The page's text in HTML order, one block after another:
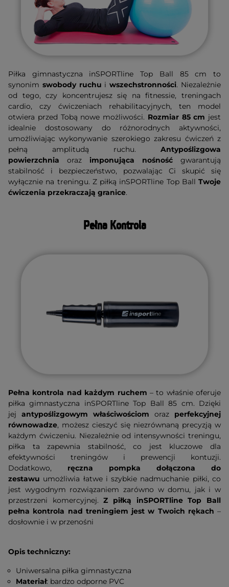
Piłka gimnastyczna inSPORTline Top Ball 85 cm to
synonim swobody ruchu iwszechstronności. Niezależnie
od tego, czy koncentrujesz się na fitnessie, treningach
cardio, czy ćwiczeniach rehabilitacyjnych, ten model
otwiera przed Tobą nowe możliwości. Rozmiar 85 cm jest
idealnie dostosowany do różnorodnych aktywności,
umożliwiając wykonywanie szerokiego zakresu ćwiczeń z
pełną amplitudą ruchu. Antypoślizgowa
powierzchnia oraz imponująca nośność gwarantują
stabilność i bezpieczeństwo, pozwalając Ci skupić się
wyłącznie na treningu. Z piłką inSPORTline Top Ball Twoje
ćwiczenia przekraczają granice.
Pełna Kontrola
Pełna kontrola nad każdym ruchem – to właśnie oferuje
piłka gimnastyczna inSPORTline Top Ball 85 cm. Dzięki
jej antypoślizgowym właściwościom oraz perfekcyjnej
równowadze, możesz cieszyć się niezrównaną precyzją w
każdym ćwiczeniu. Niezależnie od intensywności treningu,
piłka ta zapewnia stabilność, co jest kluczowe dla
efektywności treningów i prewencji kontuzji.
Dodatkowo, ręczna pompka dołączona do
zestawu umożliwia łatwe i szybkie nadmuchanie piłki, co
jest wygodnym rozwiązaniem zarówno w domu, jak i w
przestrzeni komercyjnej.Z piłką inSPORTline Top Ball
pełna kontrola nad treningiem jest w Twoich rękach –
dosłownie i w przenośni
Opis techniczny:
Uniwersalna piłka gimnastyczna
Materiał: bardzo odporne PVC